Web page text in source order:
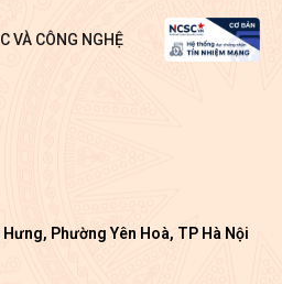
VÀ CÔNG NGHỆ
Phường Yên Hoà, TP Hà Nội